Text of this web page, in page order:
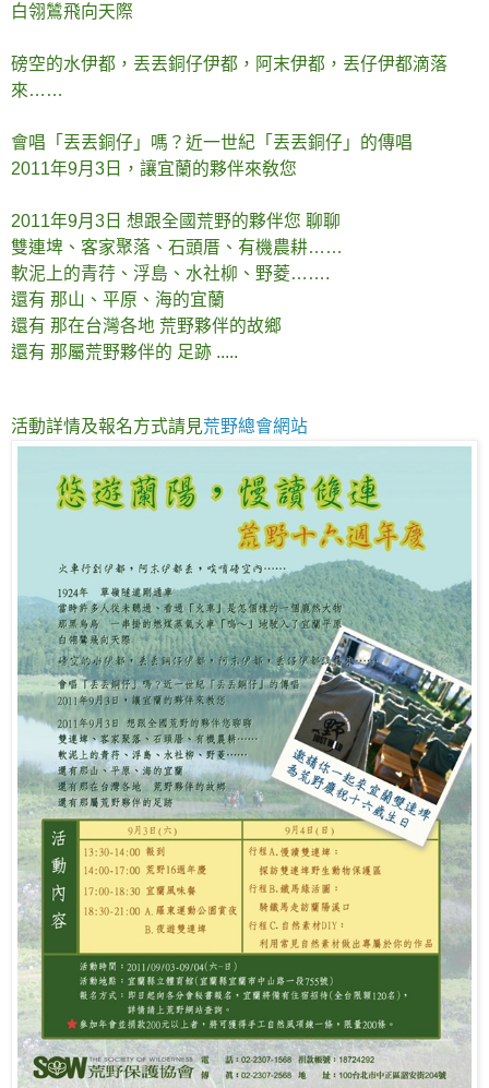
白翎鷥飛向天際
磅空的水伊都，丟丟銅仔伊都，阿末伊都，丟仔伊都滴落
來……
會唱「丟丟銅仔」嗎？近一世紀「丟丟銅仔」的傳唱
2011年9月3日，讓宜蘭的夥伴來敎您
2011年9月3日 想跟全國荒野的夥伴您 聊聊
雙連埤、客家聚落、石頭厝、有機農耕……
軟泥上的青荇、浮島、水社柳、野菱…….
還有 那山、平原、海的宜蘭
還有 那在台灣各地 荒野夥伴的故鄉
還有 那屬荒野夥伴的 足跡 .....
活動詳情及報名方式請見荒野總會網站